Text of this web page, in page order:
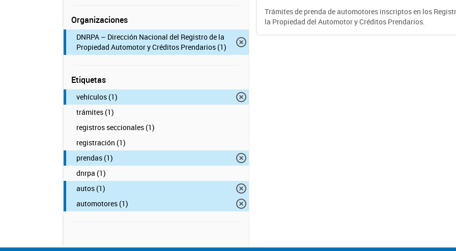
Organizaciones
DNRPA – Dirección Nacional del Registro de la
Propiedad Automotor y Créditos Prendarios (1)
Etiquetas
vehículos (1)
trámites (1)
registros seccionales (1)
registración (1)
prendas (1)
dnrpa (1)
autos (1)
automotores (1)
Trámites de prenda de automotores inscriptos en los
la Propiedad del Automotor y Créditos Prendarios.